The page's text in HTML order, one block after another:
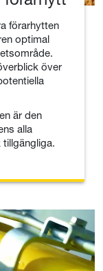
förarhytten
optimal
över
är den
alla